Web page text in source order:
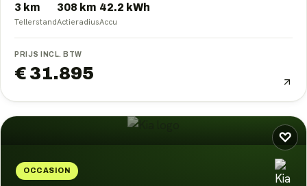
3 km
Tellerstand
308 km
Actieradius
42.2 kWh
Accu
PRIJS INCL. BTW
€ 31.895
♡
OCCASION